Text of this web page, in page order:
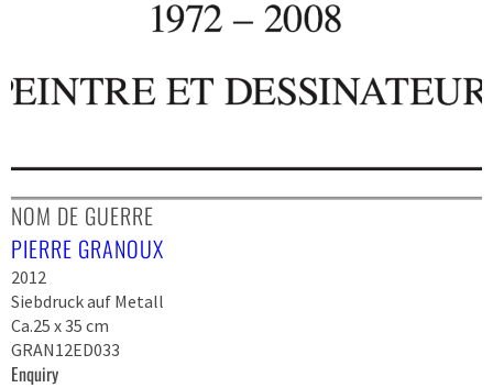
NOM DE GUERRE
PIERRE GRANOUX
2012
Siebdruck auf Metall
Ca.25 x 35 cm
GRAN12ED033
Enquiry